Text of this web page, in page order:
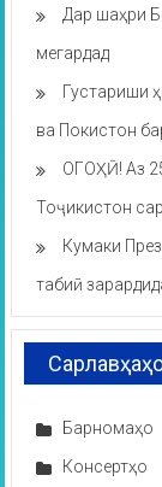
Дар шаҳри
мегардад
Густариши
ва Покистон
ОГОҲӢ! Аз
Тоҷикистон
Кумаки
табиӣ
Барномаҳо
Консертҳо